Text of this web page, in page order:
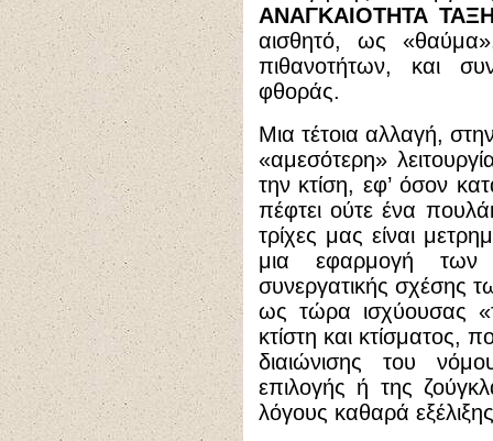
ΑΝΑΓΚΑΙΟΤΗΤΑ
αισθητό, ως
πιθανοτήτων, και
φθοράς.
Μια τέτοια αλλαγή,
«αμεσότερη»
την κτίση, εφ’ όσον
πέφτει ούτε ένα
τρίχες μας είναι
μια εφαρμογή των
συνεργατικής σχέσης
ως τώρα ισχύουσας
κτίστη και κτίσματος,
διαιώνισης του
επιλογής ή της
λόγους καθαρά